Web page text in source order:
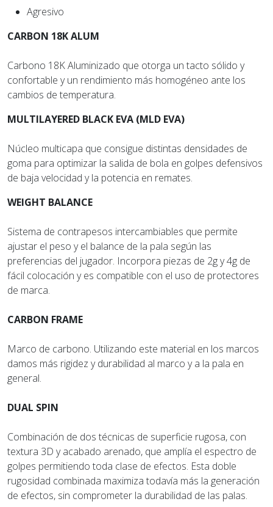
Agresivo
CARBON 18K ALUM
Carbono 18K Aluminizado que otorga un tacto sólido y
confortable y un rendimiento más homogéneo ante los
cambios de temperatura.
MULTILAYERED BLACK EVA (MLD EVA)
Núcleo multicapa que consigue distintas densidades de
goma para optimizar la salida de bola en golpes defensivos
de baja velocidad y la potencia en remates.
WEIGHT BALANCE
Sistema de contrapesos intercambiables que permite
ajustar el peso y el balance de la pala según las
preferencias del jugador. Incorpora piezas de 2g y 4g de
fácil colocación y es compatible con el uso de protectores
de marca.
CARBON FRAME
Marco de carbono. Utilizando este material en los marcos
damos más rigidez y durabilidad al marco y a la pala en
general.
DUAL SPIN
Combinación de dos técnicas de superficie rugosa, con
textura 3D y acabado arenado, que amplía el espectro de
golpes permitiendo toda clase de efectos. Esta doble
rugosidad combinada maximiza todavía más la generación
de efectos, sin comprometer la durabilidad de las palas.